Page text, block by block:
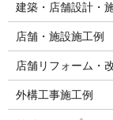
建築・店舗設計・
店舗・施設施工例
店舗リフォーム・
外構工事施工例